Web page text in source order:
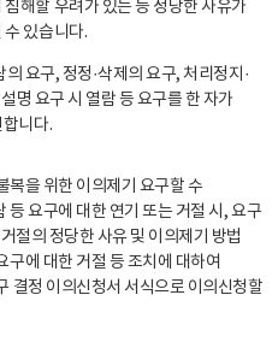
해할 우려가 있는 등 정당한 사유가
수 있습니다.
요구, 정정·삭제의 요구, 처리정지·
명 요구 시 열람 등 요구를 한 자가
니다.
복을 위한 이의제기 요구할 수
등 요구에 대한 연기 또는 거절 시, 요구
절의 정당한 사유 및 이의제기 방법
에 대한 거절 등 조치에 대하여
결정 이의신청서 서식으로 이의신청할